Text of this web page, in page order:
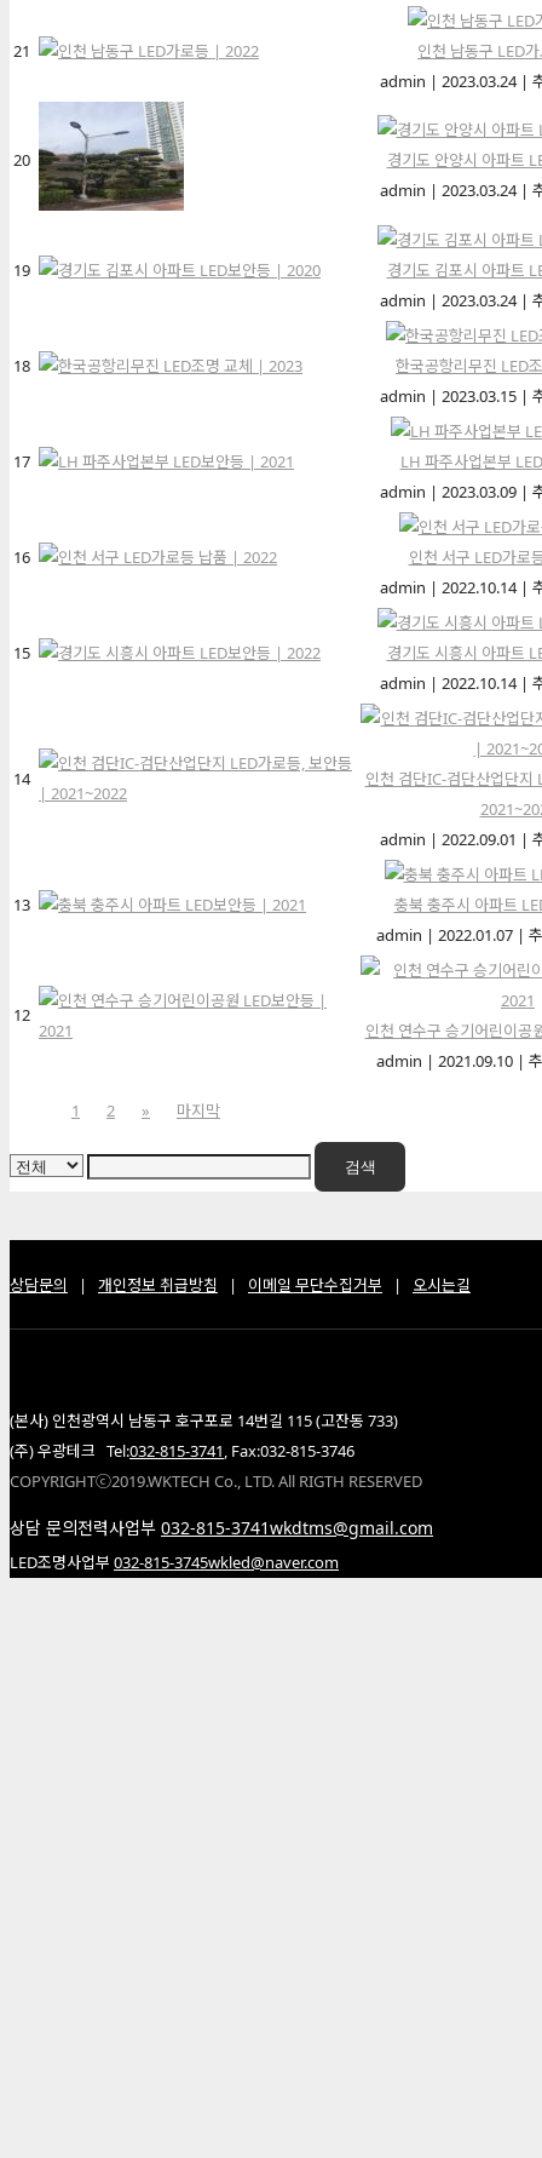
21
인천 남동구 LED
admin | 2023.03.24 |
20
경기도 안양시 아파트
admin | 2023.03.24 |
19
경기도 김포시 아파트
admin | 2023.03.24 |
18
한국공항리무진 LED
admin | 2023.03.15 |
17
LH 파주사업본부
admin | 2023.03.09 |
16
인천 서구 LED가로
admin | 2022.10.14 |
15
경기도 시흥시 아파트
admin | 2022.10.14 |
14
인천 검단IC-검단산업단지
admin | 2022.09.01 |
13
충북 충주시 아파트
admin | 2022.01.07 |
12
인천 연수구 승기어린이공
admin | 2021.09.10 |
1 2 » 마지막
검색
상담문의 | 개인정보 취급방침 | 이메일 무단수집거부 | 오시는길
(본사) 인천광역시 남동구 호구포로 14번길 115 (고잔동 733)
(주) 우광테크 Tel:032-815-3741, Fax:032-815-3746
COPYRIGHTⓒ2019.WKTECH Co., LTD. All RIGTH RESERVED
상담 문의전력사업부 032-815-3741wkdtms@gmail.com
LED조명사업부 032-815-3745wkled@naver.com